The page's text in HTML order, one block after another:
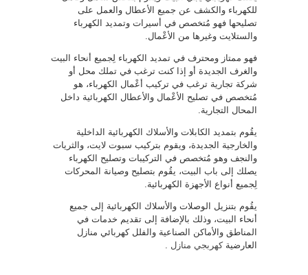
للكهرباء والكشف عن جميع الأعطال والعمل على
تصليحها فهو مُتخصص في أسيرات وتمديد الكهرباء
والستلايت وغيرها من الأعْمال.
فهو ممتاز ومحترف في تمديد الكهرباء لِجميع أنحاء البيت
والغرف الجديدة أو إذا كنت ترغب في تملك محل أو
شركة تجارية ترغب في تركيب أعْمال الكهرباء، هو
مُتخصص في تصليح الأعْمال والأعطال الكهربائية داخل
المحال التجارية.
يقُوم بتمديد الكابلات والأسلاك الكهربائية الداخلية
والخارجية الجديدة، ويقوم بتركيب سبوت لايت، والثريات
والنجف وهو مُتخصص في التركيبات وتصليح الكهرباء
يصلك إلى باب البيت، يقُوم بتصليح وصيانة المحركات
لِجميع أنواع الأجهزة الكهربائية.
يقُوم بتنزيل الوصلات والأسلاك الكهربائية إلى جميع
أنحاء البيت، وذلك بالإضافة إلى تقديم خدمات في
المناطق والأماكن الصناعية والفلل كهربائي منازل
العارضيةكهربجي منازل